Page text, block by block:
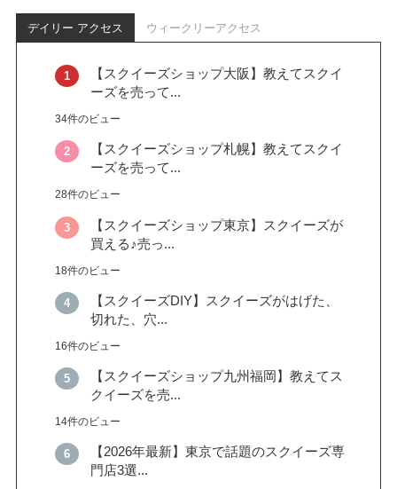
デイリー アクセス ウィークリーアクセス
【スクイーズショップ大阪】教えてスクイ
ーズを売って...
34件のビュー
【スクイーズショップ札幌】教えてスクイ
ーズを売って...
28件のビュー
【スクイーズショップ東京】スクイーズが
買える♪売っ...
18件のビュー
【スクイーズDIY】スクイーズがはげた、
切れた、穴...
16件のビュー
【スクイーズショップ九州福岡】教えてス
クイーズを売...
14件のビュー
【2026年最新】東京で話題のスクイーズ専
門店3選...